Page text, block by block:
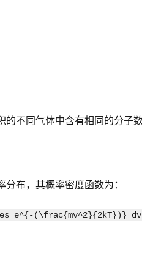
的不同气体中含有相同的分子
布，其概率密度函数为：
e^{-(\frac{mv^2}{2kT})} dv